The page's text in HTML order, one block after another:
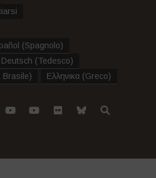
(Spagnolo)
Deutsch (Tedesco)
Brasile) Ελληνικα (Greco)